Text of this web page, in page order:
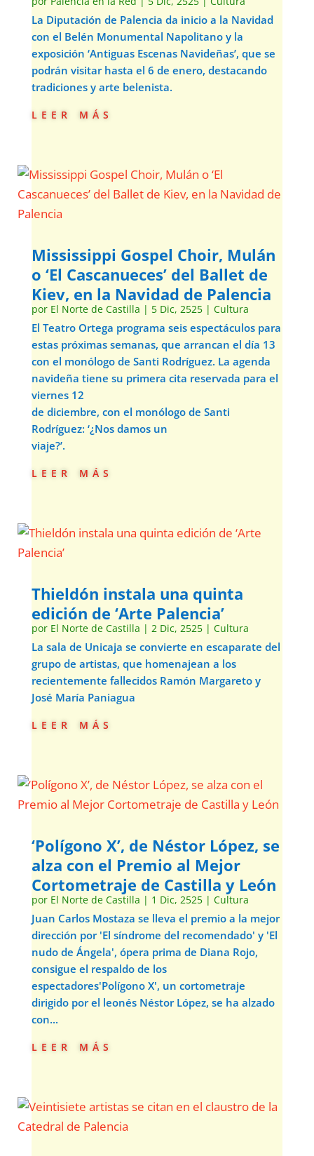
La Diputación de Palencia da inicio a la Navidad
con el Belén Monumental Napolitano y la
exposición ‘Antiguas Escenas Navideñas’, que se
podrán visitar hasta el 6 de enero, destacando
tradiciones y arte belenista.
leer más
Mississippi Gospel Choir, Mulán
o ‘El Cascanueces’ del Ballet de
Kiev, en la Navidad de Palencia
por El Norte de Castilla | 5 Dic, 2525| Cultura
El Teatro Ortega programa seis espectáculos para
estas próximas semanas, que arrancan el día 13
con el monólogo de Santi Rodríguez. La agenda
navideña tiene su primera cita reservada para el
viernes 12
de diciembre, con el monólogo de Santi
Rodríguez: ‘¿Nos damos un
viaje?’.
leer más
Thieldón instala una quinta
edición de ‘Arte Palencia’
por El Norte de Castilla | 2 Dic, 2525| Cultura
La sala de Unicaja se convierte en escaparate del
grupo de artistas, que homenajean a los
recientemente fallecidos Ramón Margareto y
José María Paniagua
leer más
‘Polígono X’, de Néstor López, se
alza con el Premio al Mejor
Cortometraje de Castilla y León
por El Norte de Castilla | 1 Dic, 2525| Cultura
Juan Carlos Mostaza se lleva el premio a la mejor
dirección por 'El síndrome del recomendado' y 'El
nudo de Ángela', ópera prima de Diana Rojo,
consigue el respaldo de los
espectadores'Polígono X', un cortometraje
dirigido por el leonés Néstor López, se ha alzado
con...
leer más